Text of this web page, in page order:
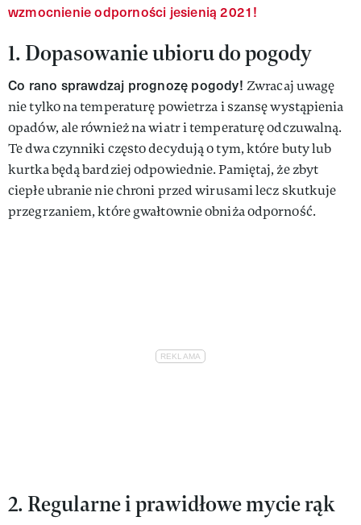
wzmocnienie odporności jesienią 2021!
1. Dopasowanie ubioru do pogody
Co rano sprawdzaj prognozę pogody! Zwracaj uwagę
nie tylko na temperaturę powietrza i szansę wystąpienia
opadów, ale również na wiatr i temperaturę odczuwalną.
Te dwa czynniki często decydują o tym, które buty lub
kurtka będą bardziej odpowiednie. Pamiętaj, że zbyt
ciepłe ubranie nie chroni przed wirusami lecz skutkuje
przegrzaniem, które gwałtownie obniża odporność.
2. Regularne i prawidłowe mycie rąk